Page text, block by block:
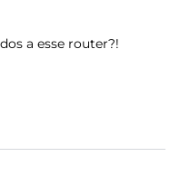
a esse router?!